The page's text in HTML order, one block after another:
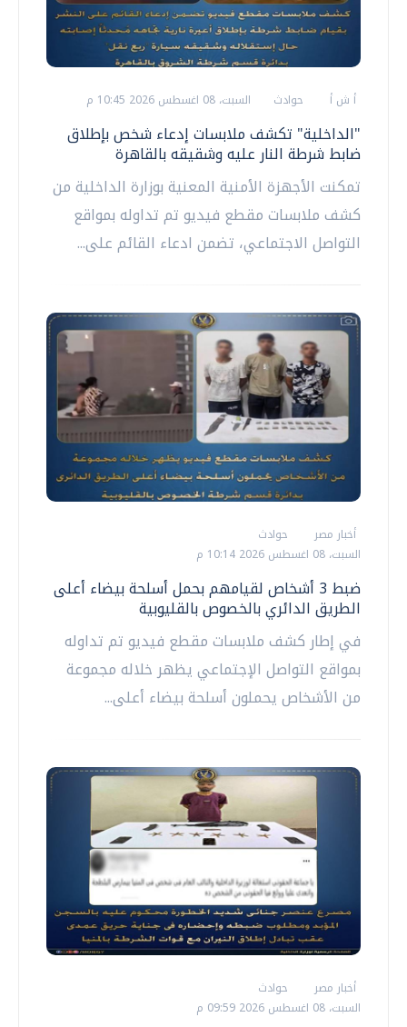
أ ش أ حوادث السبت، 08 اغسطس 2026 10:45 م
"الداخلية" تكشف ملابسات إدعاء شخص بإطلاق
ضابط شرطة النار عليه وشقيقه بالقاهرة
تمكنت الأجهزة الأمنية المعنية بوزارة الداخلية من
كشف ملابسات مقطع فيديو تم تداوله بمواقع
التواصل الاجتماعي، تضمن ادعاء القائم على...
أخبار مصر
حوادث
السبت، 08 اغسطس 2026 10:14 م
ضبط 3 أشخاص لقيامهم بحمل أسلحة بيضاء أعلى
الطريق الدائري بالخصوص بالقليوبية
في إطار كشف ملابسات مقطع فيديو تم تداوله
بمواقع التواصل الإجتماعي يظهر خلاله مجموعة
من الأشخاص يحملون أسلحة بيضاء أعلى...
أخبار مصر
حوادث
السبت، 08 اغسطس 2026 09:59 م